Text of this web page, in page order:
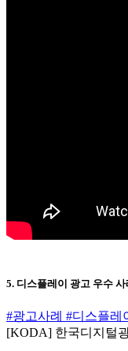
5. 디스플레이 광고 우수 사
#광고사례 #디스플레
[KODA] 한국디지털